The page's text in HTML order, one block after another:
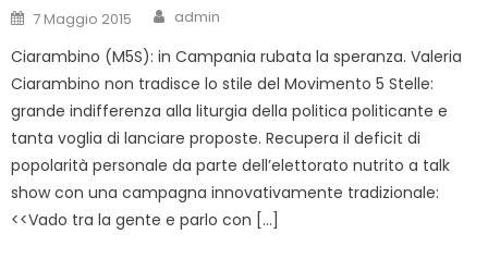
Posted
on
7 Maggio 2015 Author
admin
Ciarambino (M5S): in Campania rubata la speranza. Valeria
Ciarambino non tradisce lo stile del Movimento 5 Stelle:
grande indifferenza alla liturgia della politica politicante e
tanta voglia di lanciare proposte. Recupera il deficit di
popolarità personale da parte dell’elettorato nutrito a talk
show con una campagna innovativamente tradizionale:
<<Vado tra la gente e parlo con […]